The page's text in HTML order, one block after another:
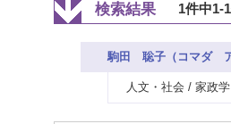
検索結果 1件中1-
駒田 聡子（コマダ ア
人文・社会 / 家政